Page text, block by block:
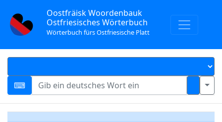
Oostfräisk Woordenbauk
Ostfriesisches Wörterbuch
Wörterbuch fürs Ostfriesische Platt